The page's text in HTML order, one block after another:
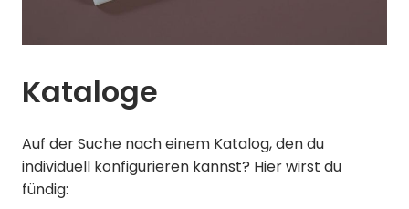
Kataloge
Auf der Suche nach einem Katalog, den du
individuell konfigurieren kannst? Hier wirst du
fündig: